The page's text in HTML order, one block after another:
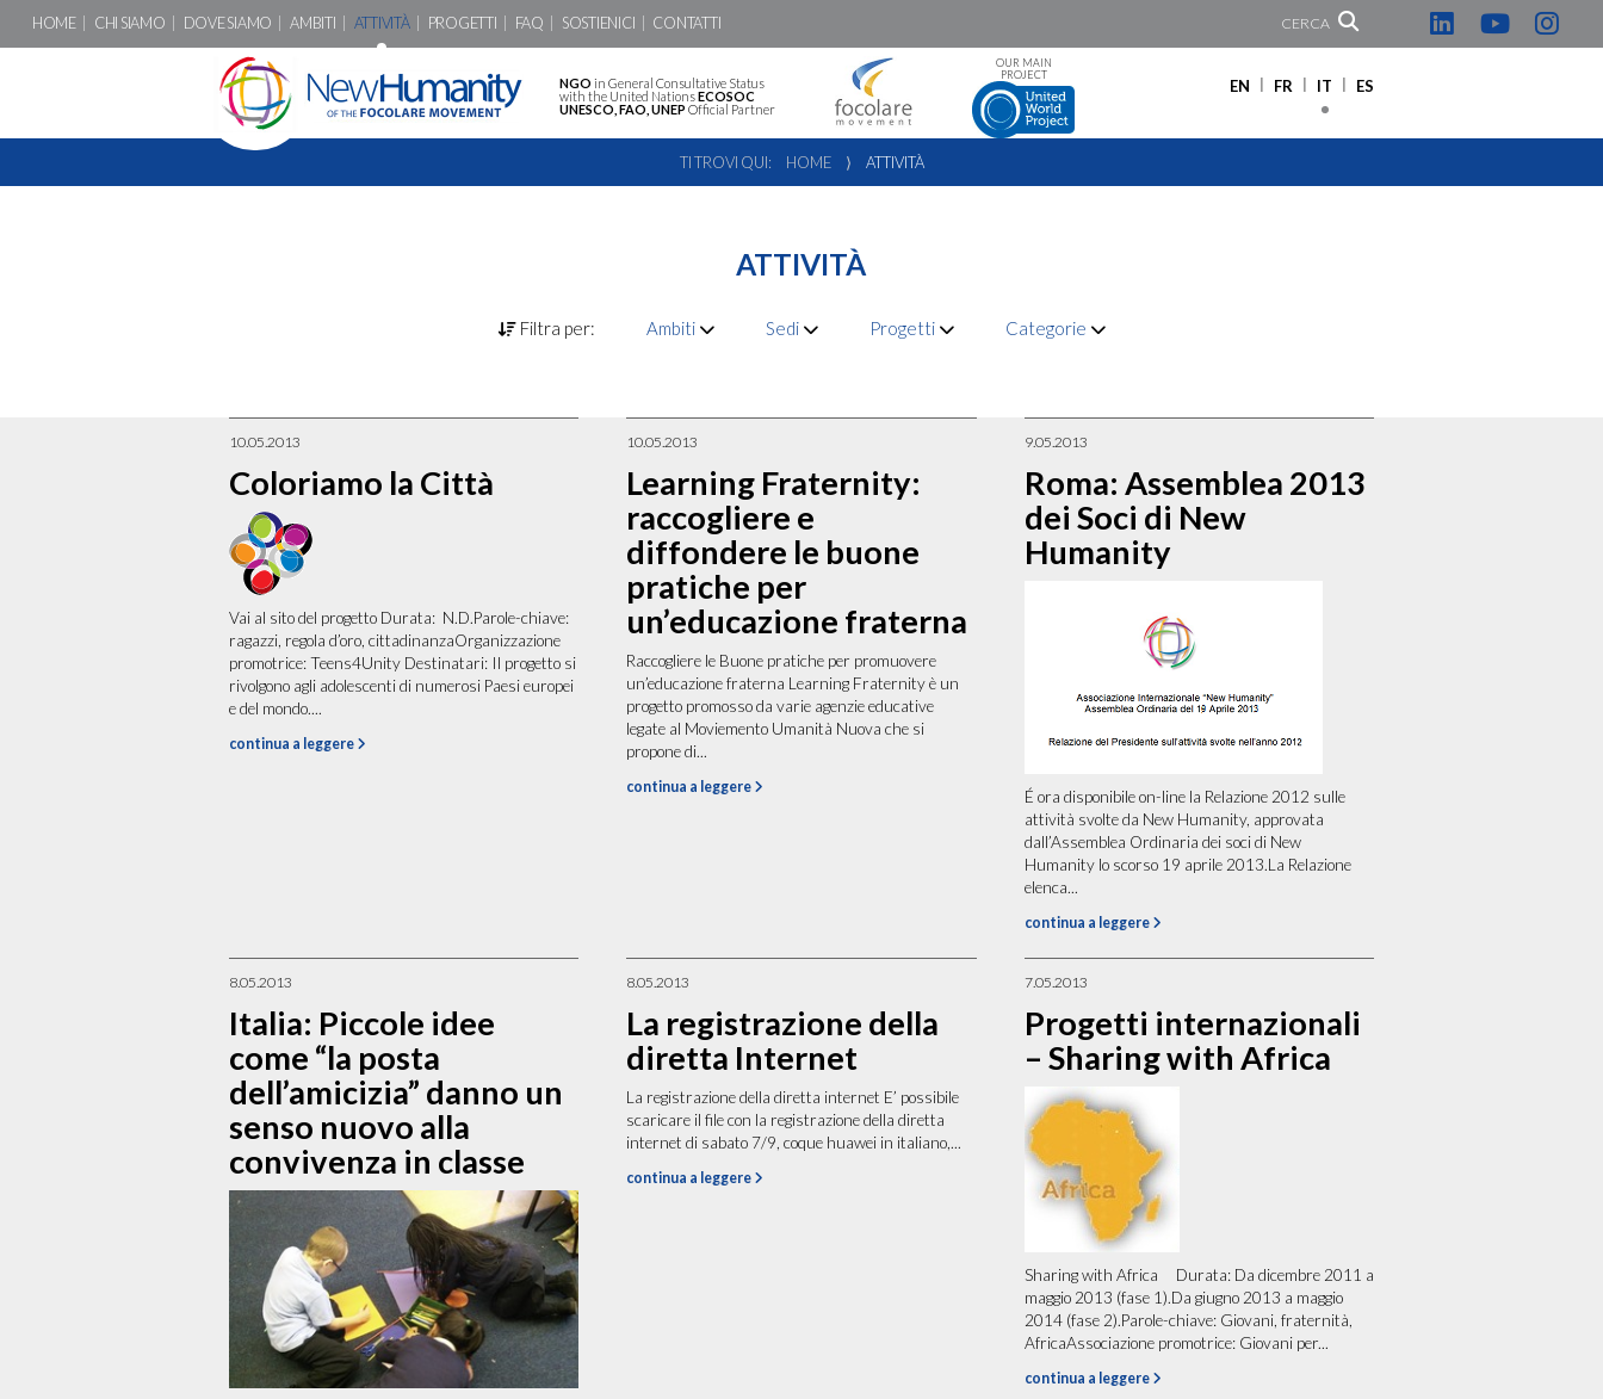
HOME CHI SIAMO DOVE SIAMO AMBITI ATTIVITÀ PROGETTI FAQ SOSTIENICI CONTATTI CERCA
NGO in General Consultative Status
with the United NationsECOSOC
UNESCO, FAO, UNEP Official Partner
OUR MAIN
PROJECT
EN FR IT ES
TI TROVI QUI: HOME ⟩ ATTIVITÀ
ATTIVITÀ
Filtra per: Ambiti Sedi Progetti Categorie
10.05.2013
Coloriamo la Città
Vai al sito del progetto Durata: N.D.Parole-chiave:
ragazzi, regola d’oro, cittadinanzaOrganizzazione
promotrice: Teens4Unity Destinatari: Il progetto si
rivolgono agli adolescenti di numerosi Paesi europei
e del mondo....
continua a leggere
10.05.2013
Learning Fraternity:
raccogliere e
diffondere le buone
pratiche per
un’educazione fraterna
Raccogliere le Buone pratiche per promuovere
un’educazione fraterna Learning Fraternity è un
progetto promosso da varie agenzie educative
legate al Moviemento Umanità Nuova che si
propone di...
continua a leggere
9.05.2013
Roma: Assemblea 2013
dei Soci di New
Humanity
É ora disponibile on-line la Relazione 2012 sulle
attività svolte da New Humanity, approvata
dall’Assemblea Ordinaria dei soci di New
Humanity lo scorso 19 aprile 2013.La Relazione
elenca...
continua a leggere
8.05.2013
Italia: Piccole idee
come “la posta
dell’amicizia” danno un
senso nuovo alla
convivenza in classe
8.05.2013
La registrazione della
diretta Internet
La registrazione della diretta internet E’ possibile
scaricare il file con la registrazione della diretta
internet di sabato 7/9, coque huawei in italiano,...
continua a leggere
7.05.2013
Progetti internazionali
– Sharing with Africa
Sharing with Africa Durata: Da dicembre 2011 a
maggio 2013 (fase 1).Da giugno 2013 a maggio
2014 (fase 2).Parole-chiave: Giovani, fraternità,
AfricaAssociazione promotrice: Giovani per...
continua a leggere